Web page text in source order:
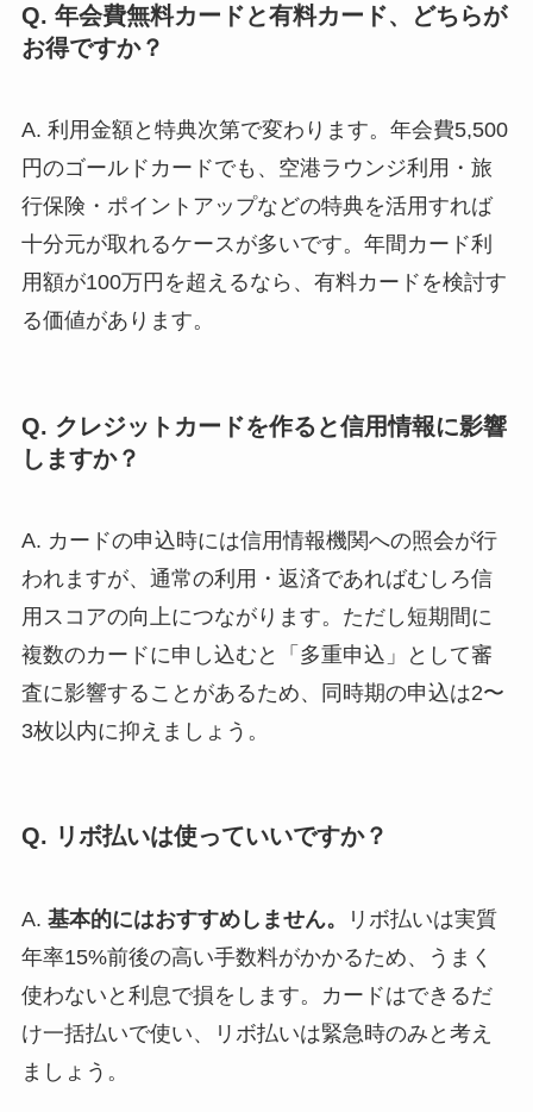
Q. 年会費無料カードと有料カード、どちらが
お得ですか？
A. 利用金額と特典次第で変わります。年会費5,500
円のゴールドカードでも、空港ラウンジ利用・旅
行保険・ポイントアップなどの特典を活用すれば
十分元が取れるケースが多いです。年間カード利
用額が100万円を超えるなら、有料カードを検討す
る価値があります。
Q. クレジットカードを作ると信用情報に影響
しますか？
A. カードの申込時には信用情報機関への照会が行
われますが、通常の利用・返済であればむしろ信
用スコアの向上につながります。ただし短期間に
複数のカードに申し込むと「多重申込」として審
査に影響することがあるため、同時期の申込は2〜
3枚以内に抑えましょう。
Q. リボ払いは使っていいですか？
A. 基本的にはおすすめしません。
リボ払いは実質
年率15%前後の高い手数料がかかるため、うまく
使わないと利息で損をします。カードはできるだ
け一括払いで使い、リボ払いは緊急時のみと考え
ましょう。